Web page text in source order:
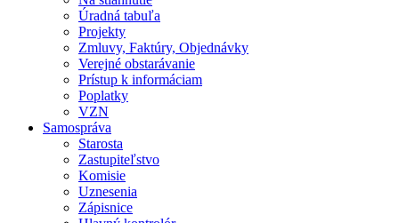
Úradná tabuľa
Projekty
Zmluvy, Faktúry, Objednávky
Verejné obstarávanie
Prístup k informáciam
Poplatky
VZN
Samospráva
Starosta
Zastupiteľstvo
Komisie
Uznesenia
Zápisnice